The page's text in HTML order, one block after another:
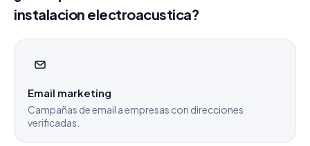
instalacion electroacustica?
Email marketing
Campañas de email a empresas con direcciones
verificadas.